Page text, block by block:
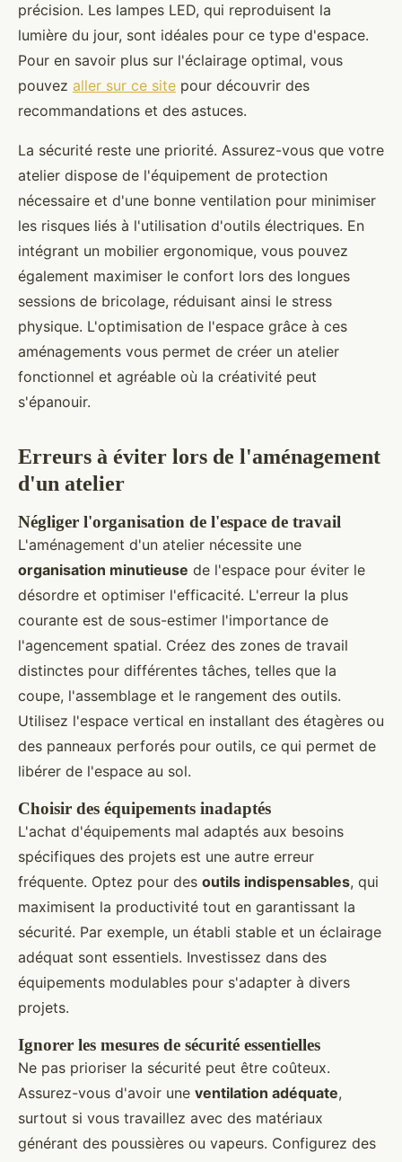
précision. Les lampes LED, qui reproduisent la
lumière du jour, sont idéales pour ce type d'espace.
Pour en savoir plus sur l'éclairage optimal, vous
pouvez aller sur ce site pour découvrir des
recommandations et des astuces.
La sécurité reste une priorité. Assurez-vous que votre
atelier dispose de l'équipement de protection
nécessaire et d'une bonne ventilation pour minimiser
les risques liés à l'utilisation d'outils électriques. En
intégrant un mobilier ergonomique, vous pouvez
également maximiser le confort lors des longues
sessions de bricolage, réduisant ainsi le stress
physique. L'optimisation de l'espace grâce à ces
aménagements vous permet de créer un atelier
fonctionnel et agréable où la créativité peut
s'épanouir.
Erreurs à éviter lors de l'aménagement
d'un atelier
Négliger l'organisation de l'espace de travail
L'aménagement d'un atelier nécessite une
organisation minutieuse de l'espace pour éviter le
désordre et optimiser l'efficacité. L'erreur la plus
courante est de sous-estimer l'importance de
l'agencement spatial. Créez des zones de travail
distinctes pour différentes tâches, telles que la
coupe, l'assemblage et le rangement des outils.
Utilisez l'espace vertical en installant des étagères ou
des panneaux perforés pour outils, ce qui permet de
libérer de l'espace au sol.
Choisir des équipements inadaptés
L'achat d'équipements mal adaptés aux besoins
spécifiques des projets est une autre erreur
fréquente. Optez pour des outils indispensables, qui
maximisent la productivité tout en garantissant la
sécurité. Par exemple, un établi stable et un éclairage
adéquat sont essentiels. Investissez dans des
équipements modulables pour s'adapter à divers
projets.
Ignorer les mesures de sécurité essentielles
Ne pas prioriser la sécurité peut être coûteux.
Assurez-vous d'avoir une ventilation adéquate,
surtout si vous travaillez avec des matériaux
générant des poussières ou vapeurs. Configurez des